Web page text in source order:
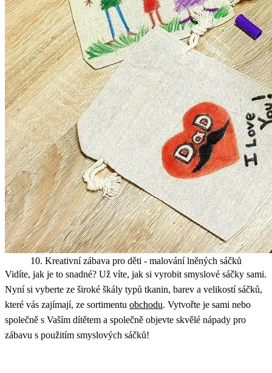
10. Kreativní zábava pro děti - malování lněných sáčků
Vidíte, jak je to snadné? Už víte, jak si vyrobit smyslové sáčky sami.
Nyní si vyberte ze široké škály typů tkanin, barev a velikostí sáčků,
které vás zajímají, ze sortimentu obchodu. Vytvořte je sami nebo
společně s Vaším dítětem a společně objevte skvělé nápady pro
zábavu s použitím smyslových sáčků!